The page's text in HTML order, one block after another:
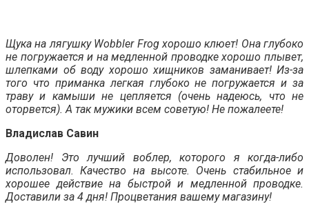
Щука на лягушку Wobbler Frog хорошо клюет! Она глубоко
не погружается и на медленной проводке хорошо плывет,
шлепками об воду хорошо хищников заманивает! Из-за
того что приманка легкая глубоко не погружается и за
траву и камыши не цепляется (очень надеюсь, что не
оторвется). А так мужики всем советую! Не пожалеете!
Владислав Савин
Доволен! Это лучший воблер, которого я когда-либо
использовал. Качество на высоте. Очень стабильное и
хорошее действие на быстрой и медленной проводке.
Доставили за 4 дня! Процветания вашему магазину!